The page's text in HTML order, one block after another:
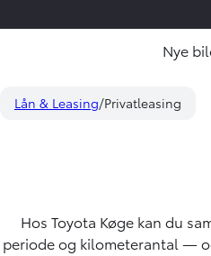
Nye
Lån & Leasing Privatleasing
Hos Toyota Køge kan du
periode og kilometerantal —